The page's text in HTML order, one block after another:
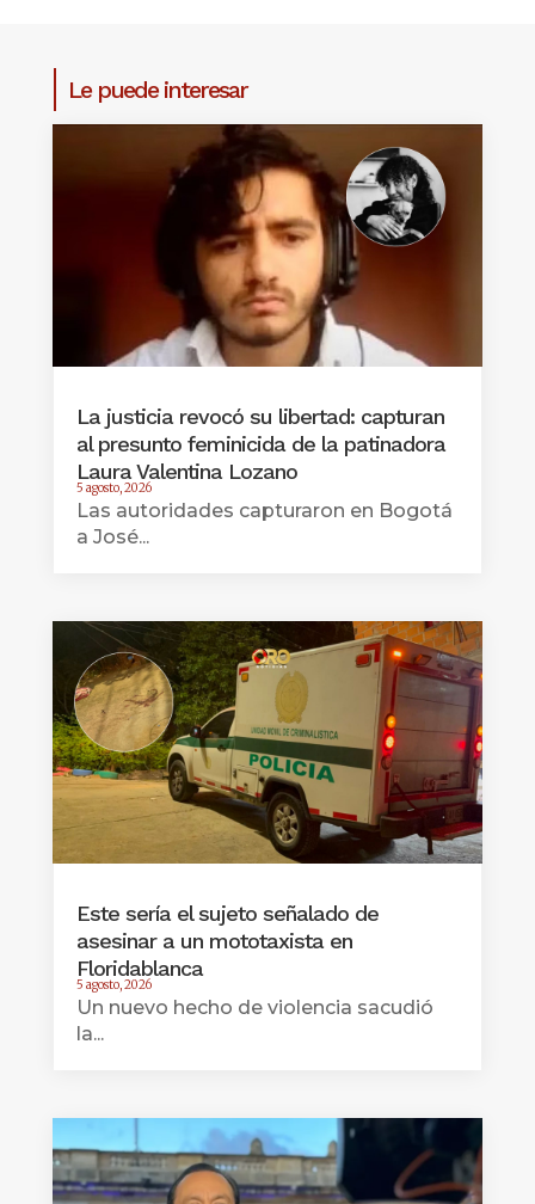
Le puede interesar
La justicia revocó su libertad: capturan
al presunto feminicida de la patinadora
Laura Valentina Lozano
5 agosto, 2026
Las autoridades capturaron en Bogotá
a José...
Este sería el sujeto señalado de
asesinar a un mototaxista en
Floridablanca
5 agosto, 2026
Un nuevo hecho de violencia sacudió
la...